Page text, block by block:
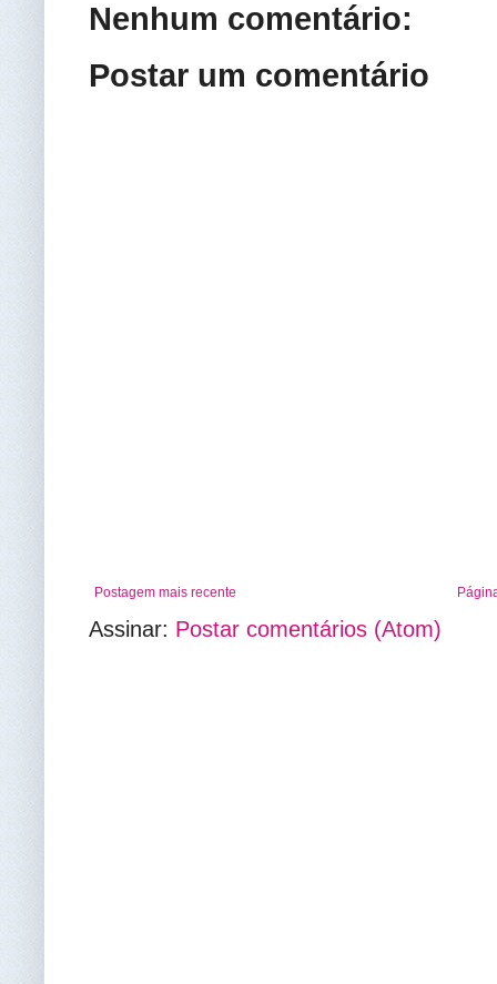
Nenhum comentário:
Postar um comentário
Postagem mais recente
Assinar: Postar comentários (Atom)